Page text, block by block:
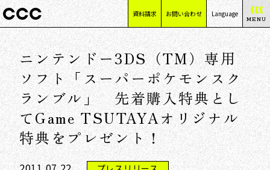
資料請求 お問い合わせ Language
日本語
English
简体中文
繁體中文
MENU
ニンテンドー3DS（TM）専用
ソフト「スーパーポケモンスク
ランブル」 先着購入特典とし
てGame TSUTAYAオリジナル
特典をプレゼント！